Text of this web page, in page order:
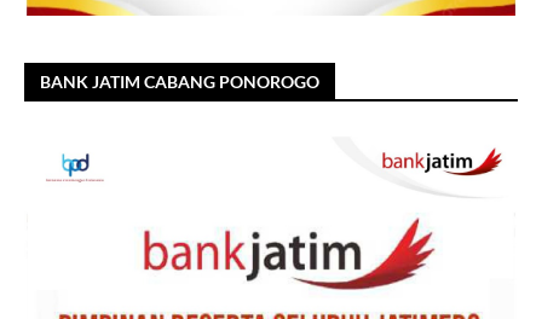
BANK JATIM CABANG PONOROGO